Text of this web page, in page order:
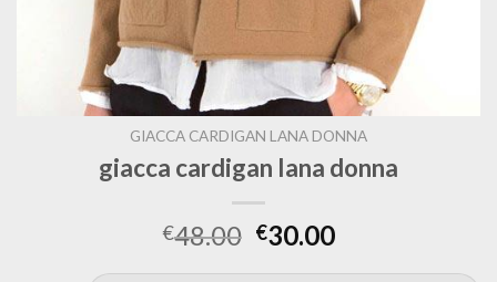
GIACCA CARDIGAN LANA DONNA
giacca cardigan lana donna
€48.00 €30.00